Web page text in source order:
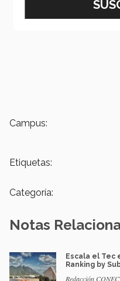
Campus:
Etiquetas:
Categoría:
Notas
Escala el Tec
Ranking by
Redacción